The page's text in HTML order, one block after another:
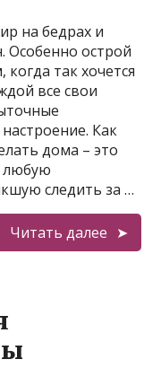
на бедрах и
Особенно острой
так хочется
все свои
Как
дома – это
любую
следить за …
Читать далее